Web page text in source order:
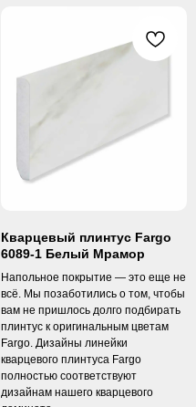
Кварцевый плинтус Fargo
6089-1 Белый Мрамор
Напольное покрытие — это еще не
всё. Мы позаботились о том, чтобы
вам не пришлось долго подбирать
плинтус к оригинальным цветам
Fargo. Дизайны линейки
кварцевого плинтуса Fargo
полностью соответствуют
дизайнам нашего кварцевого